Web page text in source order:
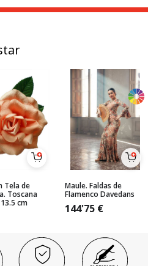
Tela de
Toscana
cm
Maule. Faldas de
Flamenco Davedans
144'75 €